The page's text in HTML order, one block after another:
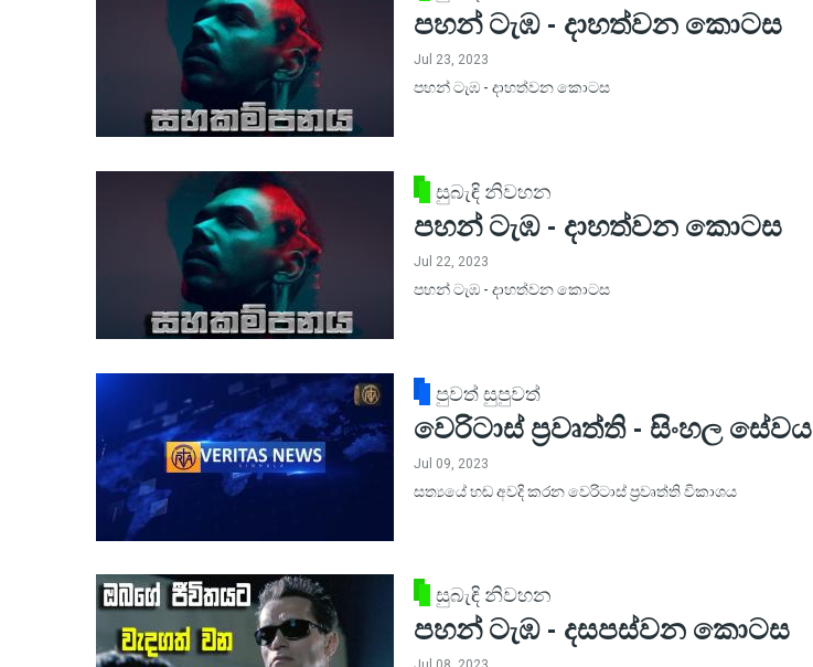
පහන් ටැඹ - දාහත්වන කොටස
Jul 23, 2023
පහන් ටැඹ - දාහත්වන කොටස
සුබැඳි නිවහන
පහන් ටැඹ - දාහත්වන කොටස
Jul 22, 2023
පහන් ටැඹ - දාහත්වන කොටස
පුවත් සුපුවත්
වෙරිටාස් ප්‍රවෘත්ති - සිංහල සේවය
Jul 09, 2023
සත්‍යයේ හඬ අවදි කරන වෙරිටාස් ප්‍රවෘත්ති විකාශය
සුබැඳි නිවහන
පහන් ටැඹ - දසපස්වන කොටස